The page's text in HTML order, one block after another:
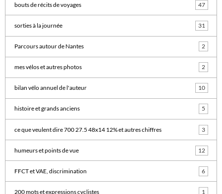
bouts de récits de voyages 47
sorties à la journée 31
Parcours autour de Nantes 2
mes vélos et autres photos 2
bilan vélo annuel de l'auteur 10
histoire et grands anciens 5
ce que veulent dire 700 27.5 48x14 12% et autres chiffres 3
humeurs et points de vue 12
FFCT et VAE, discrimination 6
200 mots et expressions cyclistes 1